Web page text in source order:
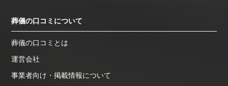
葬儀の口コミについて
葬儀の口コミとは
運営会社
事業者向け・掲載情報について